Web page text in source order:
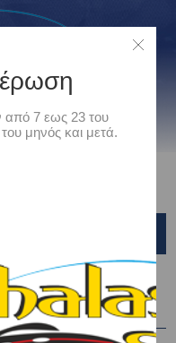
από 7 εως 23 του
μηνός και μετά.